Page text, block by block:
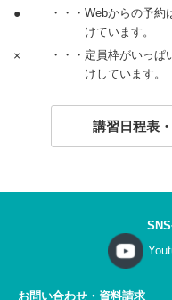
●
・・・Webからの予
けています。
×
・・・定員枠がいっ
けしています。
講習日程表
お問い合わせ・資料請求